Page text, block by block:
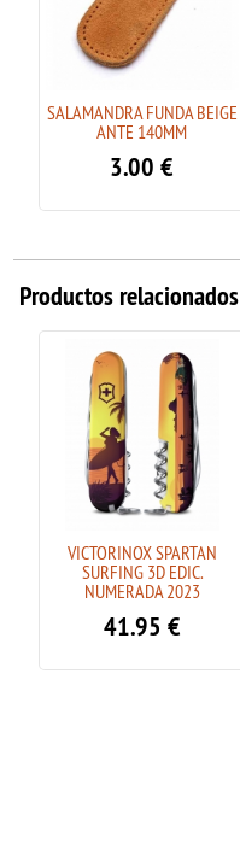
SALAMANDRA FUNDA BEIGE
ANTE 140MM
3.00 €
Productos relacionados
VICTORINOX SPARTAN
SURFING 3D EDIC.
NUMERADA 2023
41.95 €